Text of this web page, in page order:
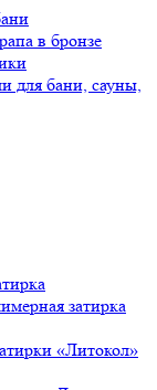
в бронзе
для бани, сауны,
затирка
«Литокол»